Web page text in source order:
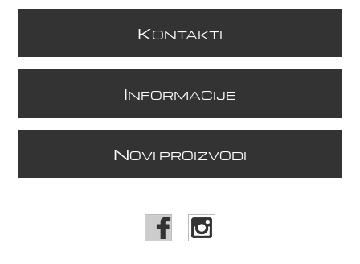
KONTAKTI
INFORMACIJE
NOVI PROIZVODI